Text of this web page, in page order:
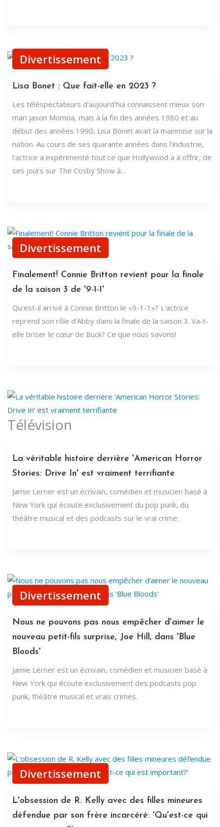
Divertissement
Lisa Bonet : Que fait-elle en 2023 ?
Les téléspectateurs d'aujourd'hui connaissent mieux son
mari Jason Momoa, mais à la fin des années 1980 et au
début des années 1990, Lisa Bonet avait la mainmise sur la
nation. Au cours de ses quarante années dans l'industrie,
l'actrice a expérimenté tout ce que Hollywood a à offrir, de
ses jours sur The Cosby Show à…
Divertissement
Finalement! Connie Britton revient pour la finale
de la saison 3 de '9-1-1'
Qu'est-il arrivé à Connie Britton le «9-1-1»? L'actrice
reprend son rôle d'Abby dans la finale de la saison 3. Va-t-
elle briser le cœur de Buck? Ce que nous savons!
Télévision
La véritable histoire derrière 'American Horror
Stories: Drive In' est vraiment terrifiante
Jamie Lerner est un écrivain, comédien et musicien basé à
New York qui écoute exclusivement du pop punk, du
théâtre musical et des podcasts sur le vrai crime.
Divertissement
Nous ne pouvons pas nous empêcher d'aimer le
nouveau petit-fils surprise, Joe Hill, dans 'Blue
Bloods'
Jamie Lerner est un écrivain, comédien et musicien basé à
New York qui écoute exclusivement des podcasts pop
punk, théâtre musical et vrais crimes.
Divertissement
L'obsession de R. Kelly avec des filles mineures
défendue par son frère incarcéré: 'Qu'est-ce qui